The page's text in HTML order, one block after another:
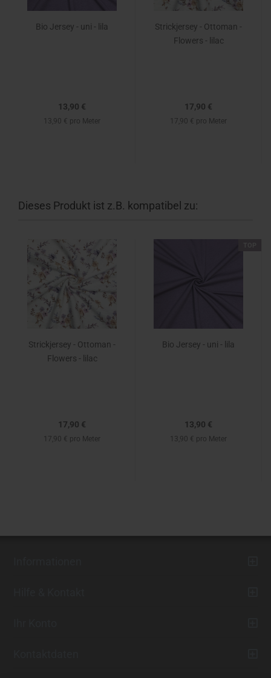
Bio Jersey - uni - lila
13,90 €
13,90 € pro Meter
Strickjersey - Ottoman -
Flowers - lilac
17,90 €
17,90 € pro Meter
Dieses Produkt ist z.B. kompatibel zu:
Strickjersey - Ottoman -
Flowers - lilac
17,90 €
17,90 € pro Meter
Bio Jersey - uni - lila
13,90 €
13,90 € pro Meter